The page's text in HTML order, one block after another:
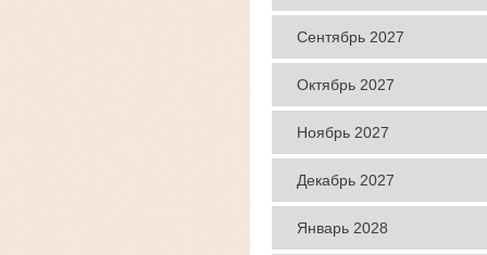
Сентябрь 2027
Октябрь 2027
Ноябрь 2027
Декабрь 2027
Январь 2028